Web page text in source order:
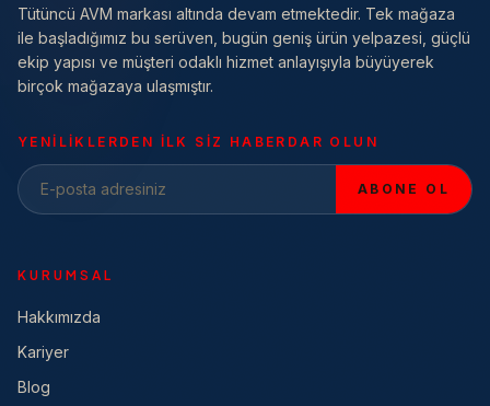
Tütüncü AVM markası altında devam etmektedir. Tek mağaza
ile başladığımız bu serüven, bugün geniş ürün yelpazesi, güçlü
ekip yapısı ve müşteri odaklı hizmet anlayışıyla büyüyerek
birçok mağazaya ulaşmıştır.
YENILIKLERDEN ILK SIZ HABERDAR OLUN
ABONE OL
KURUMSAL
Hakkımızda
Kariyer
Blog